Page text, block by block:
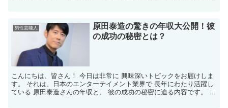
男性芸能人
原田泰造の驚きの年収大公開！彼
の成功の秘密とは？
こんにちは、皆さん！ 今日は非常に 興味深いトピックをお届けしま
す。 それは、日本のエンターテイメント業界で 長年にわたり活躍し
ている 原田泰造さんの年収と、 彼の成功の秘密に迫る内容です。 原